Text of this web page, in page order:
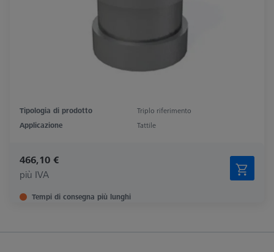
Tipologia di prodotto
Triplo riferimento
Applicazione
Tattile
466,10 €
più IVA
Tempi di consegna più lunghi